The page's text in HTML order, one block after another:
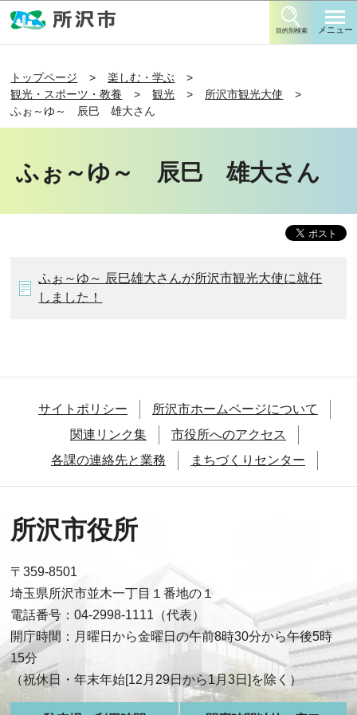
目的別検索 メニュー
トップページ
楽しむ・学ぶ
観光・スポーツ・教養
観光
所沢市観光大使
ふぉ～ゆ～ 辰巳 雄大さん
ふぉ～ゆ～ 辰巳 雄大さん
ふぉ～ゆ～ 辰巳雄大さんが所沢市観光大使に就任
しました！
サイトポリシー
所沢市ホームページについて
関連リンク集
市役所へのアクセス
各課の連絡先と業務
まちづくりセンター
所沢市役所
〒359-8501
埼玉県所沢市並木一丁目１番地の１
電話番号：04-2998-1111（代表）
開庁時間：月曜日から金曜日の午前8時30分から午後5時
15分
（祝休日・年末年始[12月29日から1月3日]を除く）